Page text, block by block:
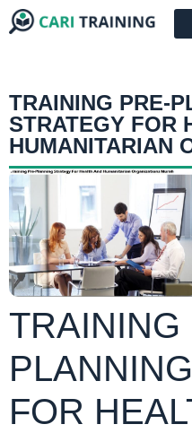
TRAINING PRE-
STRATEGY FOR
HUMANITARIAN
TRAINING
FOR